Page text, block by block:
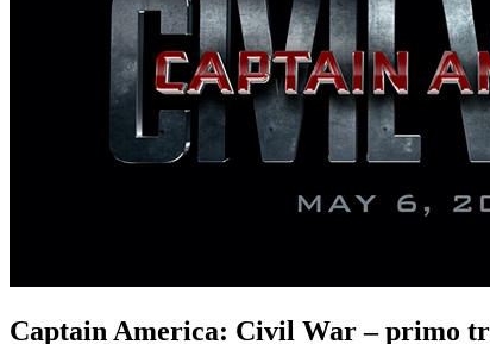
Captain America: Civil War – primo